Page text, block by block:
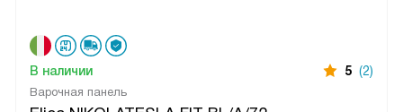
Варочная панель
В наличии 5 (2)